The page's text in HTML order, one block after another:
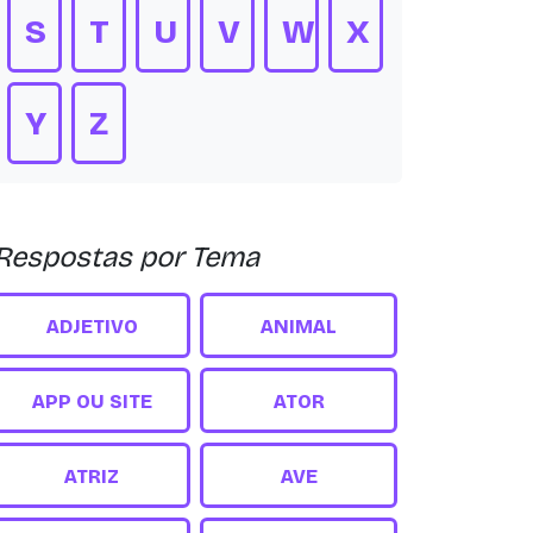
S T U V W X
Y Z
por Tema
ADJETIVO ANIMAL
APP OU SITE ATOR
ATRIZ AVE